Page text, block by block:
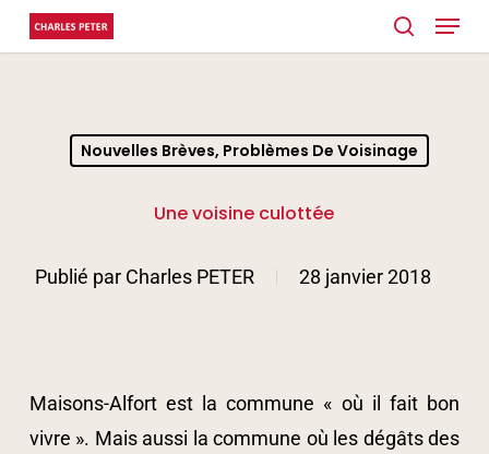
Skip
to
search
Menu
Nouvelles Brèves, Problèmes De Voisinage
Une voisine culottée
Publié par Charles PETER 28 janvier 2018
Maisons-Alfort est la commune « où il fait bon
vivre ». Mais aussi la commune où les dégâts des